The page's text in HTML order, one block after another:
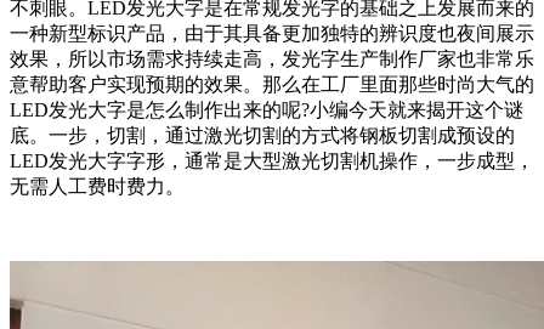
不刺眼。LED发光大字是在常规发光字的基础之上发展而来的
一种新型标识产品，由于其具备更加独特的辨识度也夜间展示
效果，所以市场需求持续走高，发光字生产制作厂家也非常乐
意帮助客户实现预期的效果。那么在工厂里面那些时尚大气的
LED发光大字是怎么制作出来的呢?小编今天就来揭开这个谜
底。一步，切割，通过激光切割的方式将钢板切割成预设的
LED发光大字字形，通常是大型激光切割机操作，一步成型，
无需人工费时费力。